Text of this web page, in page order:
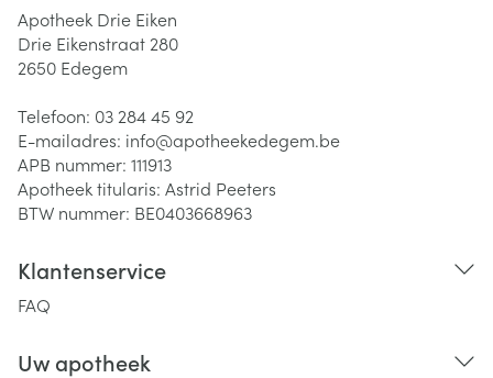
Apotheek Drie Eiken
Drie Eikenstraat 280
2650 Edegem
Telefoon: 03 284 45 92
E-mailadres: info@apotheekedegem.be
APB nummer: 111913
Apotheek titularis: Astrid Peeters
BTW nummer: BE0403668963
Klantenservice
FAQ
Uw apotheek